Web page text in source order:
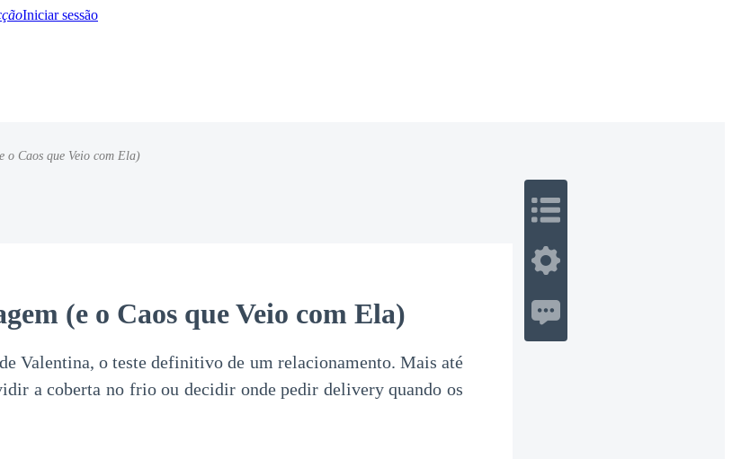
Iniciar sessão
o Caos que Veio com Ela)
(e o Caos que Veio com Ela)
Valentina, o teste definitivo de um relacionamento. Mais até
a coberta no frio ou decidir onde pedir delivery quando os